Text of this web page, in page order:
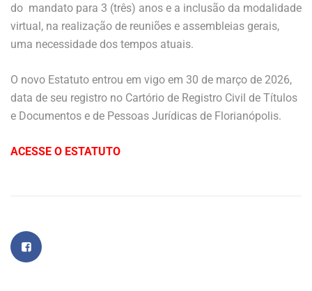
do mandato para 3 (três) anos e a inclusão da modalidade
virtual, na realização de reuniões e assembleias gerais,
uma necessidade dos tempos atuais.
O novo Estatuto entrou em vigo em 30 de março de 2026,
data de seu registro no Cartório de Registro Civil de Títulos
e Documentos e de Pessoas Jurídicas de Florianópolis.
ACESSE O ESTATUTO